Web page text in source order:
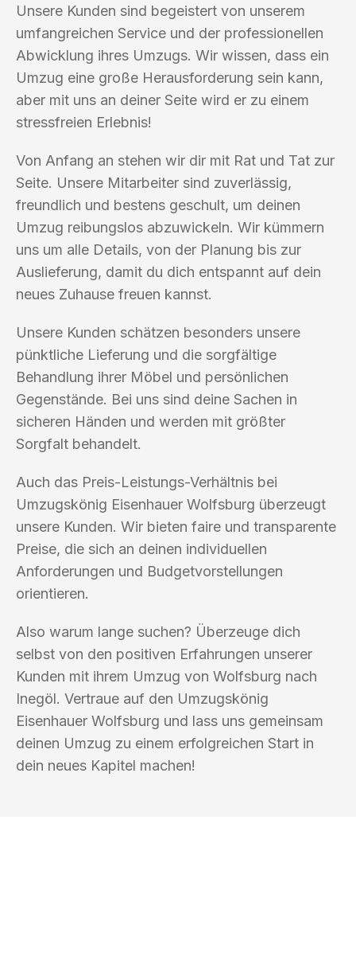
Unsere Kunden sind begeistert von unserem
umfangreichen Service und der professionellen
Abwicklung ihres Umzugs. Wir wissen, dass ein
Umzug eine große Herausforderung sein kann,
aber mit uns an deiner Seite wird er zu einem
stressfreien Erlebnis!
Von Anfang an stehen wir dir mit Rat und Tat zur
Seite. Unsere Mitarbeiter sind zuverlässig,
freundlich und bestens geschult, um deinen
Umzug reibungslos abzuwickeln. Wir kümmern
uns um alle Details, von der Planung bis zur
Auslieferung, damit du dich entspannt auf dein
neues Zuhause freuen kannst.
Unsere Kunden schätzen besonders unsere
pünktliche Lieferung und die sorgfältige
Behandlung ihrer Möbel und persönlichen
Gegenstände. Bei uns sind deine Sachen in
sicheren Händen und werden mit größter
Sorgfalt behandelt.
Auch das Preis-Leistungs-Verhältnis bei
Umzugskönig Eisenhauer Wolfsburg überzeugt
unsere Kunden. Wir bieten faire und transparente
Preise, die sich an deinen individuellen
Anforderungen und Budgetvorstellungen
orientieren.
Also warum lange suchen? Überzeuge dich
selbst von den positiven Erfahrungen unserer
Kunden mit ihrem Umzug von Wolfsburg nach
Inegöl. Vertraue auf den Umzugskönig
Eisenhauer Wolfsburg und lass uns gemeinsam
deinen Umzug zu einem erfolgreichen Start in
dein neues Kapitel machen!